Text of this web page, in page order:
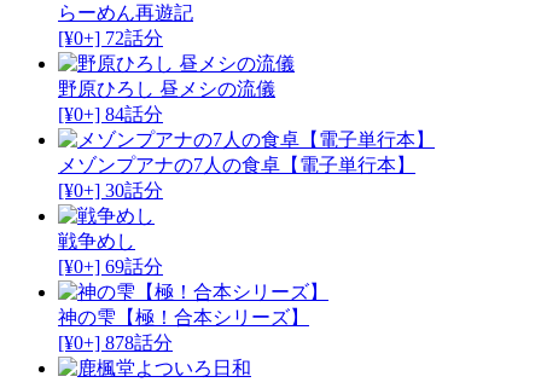
らーめん再遊記
[¥0+] 72話分
野原ひろし 昼メシの流儀
[¥0+] 84話分
メゾンプアナの7人の食卓【電子単行本】
[¥0+] 30話分
戦争めし
[¥0+] 69話分
神の雫【極！合本シリーズ】
[¥0+] 878話分